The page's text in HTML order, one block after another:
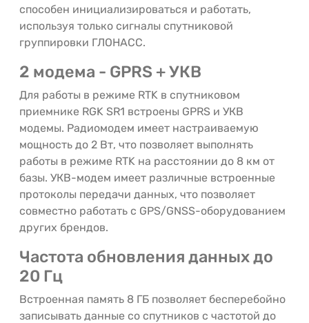
способен инициализироваться и работать,
используя только сигналы спутниковой
группировки ГЛОНАСС.
2 модема - GPRS + УКВ
Для работы в режиме RTK в спутниковом
приемнике RGK SR1 встроены GPRS и УКВ
модемы. Радиомодем имеет настраиваемую
мощность до 2 Вт, что позволяет выполнять
работы в режиме RTK на расстоянии до 8 км от
базы. УКВ-модем имеет различные встроенные
протоколы передачи данных, что позволяет
совместно работать с GPS/GNSS-оборудованием
других брендов.
Частота обновления данных до
20 Гц
Встроенная память 8 ГБ позволяет бесперебойно
записывать данные со спутников с частотой до